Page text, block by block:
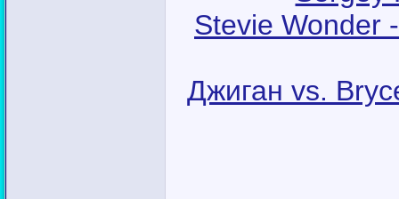
Stevie Wonder
Джиган vs.